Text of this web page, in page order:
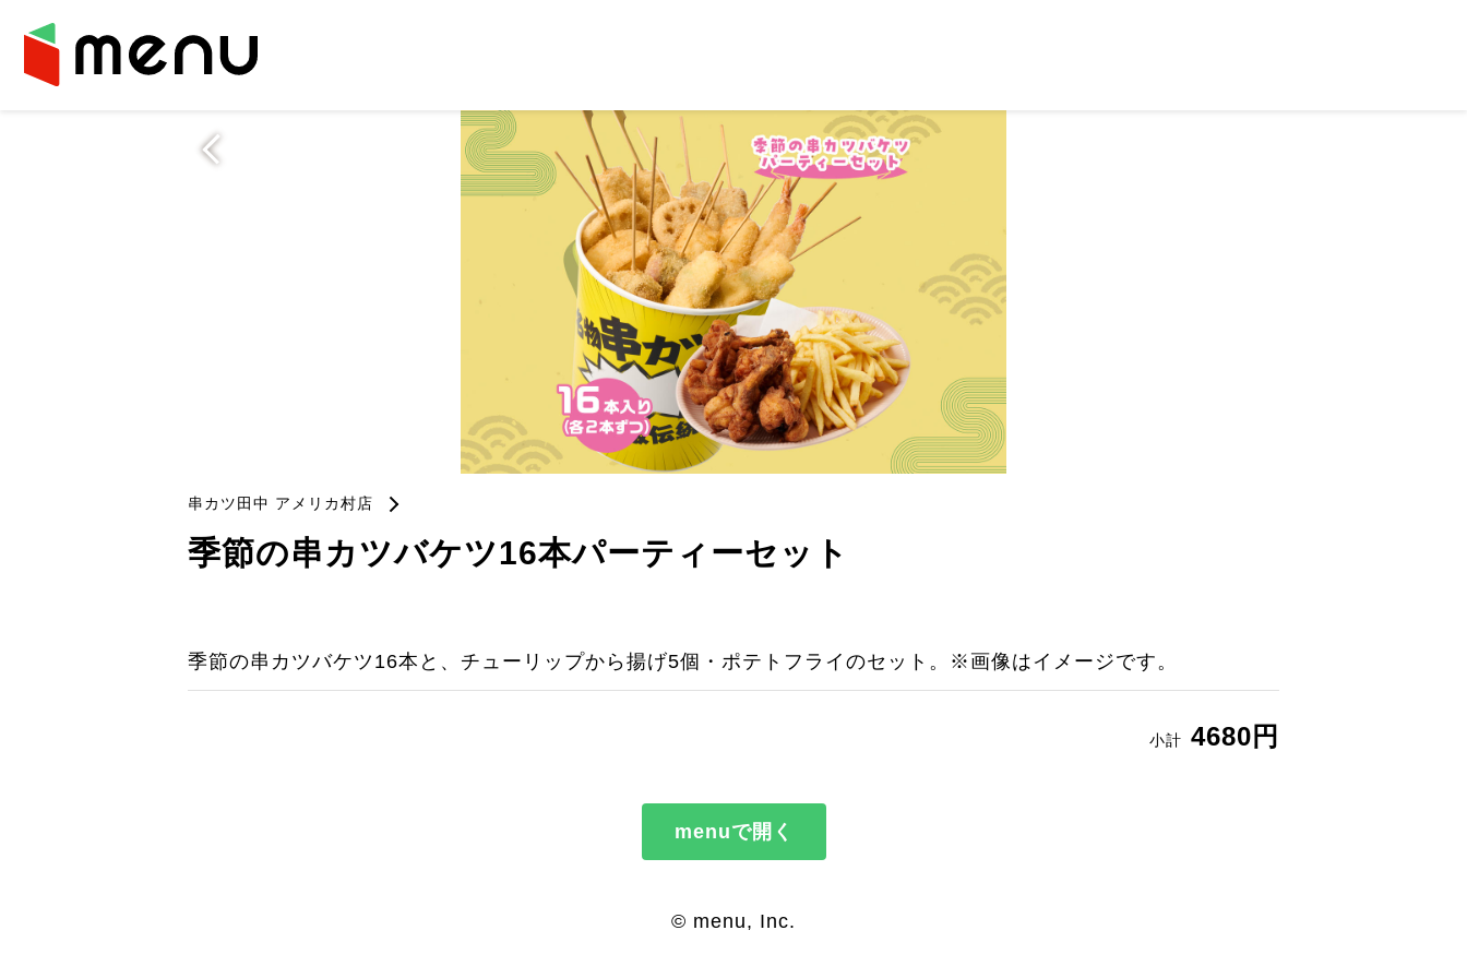
串カツ田中 アメリカ村店
季節の串カツバケツ16本パーティーセット
季節の串カツバケツ16本と、チューリップから揚げ5個・ポテトフライのセット。※画像はイメージです。
小計 4680円
menuで開く
© menu, Inc.